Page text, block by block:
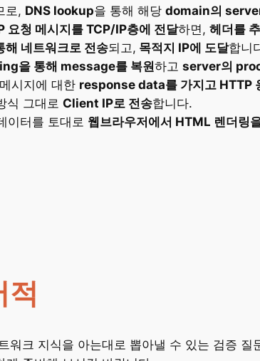
로, DNS lookup을 통해 해당 domain의
요청 메시지를 TCP/IP층에 전달하면, 헤더를
해 네트워크로 전송되고, 목적지 IP에 도달합니
을 통해 message를 복원하고 server의
시지에 대한 response data를 가지고 HTTP
식 그대로 Client IP로 전송합니다.
이터를 토대로 웹브라우저에서 HTML 렌더링
워크 지식을 아는대로 뽑아낼 수 있는 검증 질